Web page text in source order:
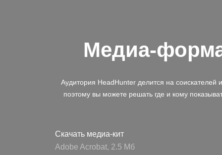
Медиа-
Аудитория HeadHunter делится на соискателей
поэтому вы можете решать где и кому
Скачать медиа-кит
Adobe Acrobat, 2.5 Mб